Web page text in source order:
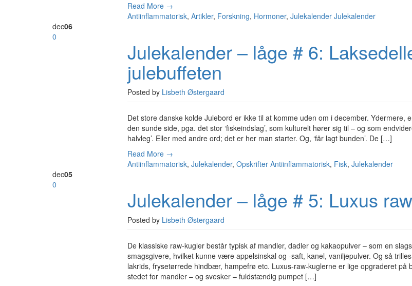
Read More →
Antiinflammatorisk,Artikler, Forskning, Hormoner,Julekalender Julekalender
dec06
0
Julekalender – låge # 6:
julebuffeten
Posted by Lisbeth Østergaard
Det store danske kolde Julebord er ikke til at komme uden om i december. Ydermere,
den sunde side, pga. det stor ‘fiskeindslag’, som kulturelt hører sig til – og som
halvleg’. Eller med andre ord; det er her man starter. Og, ‘får lagt bunden’. De […]
Read More →
Antiinflammatorisk,Julekalender,Opskrifter Antiinflammatorisk, Fisk,Julekalender
dec05
0
Julekalender – låge # 5: Luxus
Posted by Lisbeth Østergaard
De klassiske raw-kugler består typisk af mandler, dadler og kakaopulver – som en
smagsgivere, hvilket kunne være appelsinskal og -saft, kanel, vaniljepulver. Og så
lakrids, frysetørrede hindbær, hampefrø etc. Luxus-raw-kuglerne er lige opgraderet på
stedet for mandler – og svesker – fuldstændig pumpet […]